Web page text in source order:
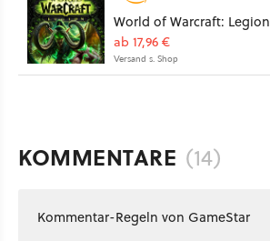
World of Warcraft: Legion
ab 17,96 €
Versand s. Shop
KOMMENTARE (14)
Kommentar-Regeln von GameStar